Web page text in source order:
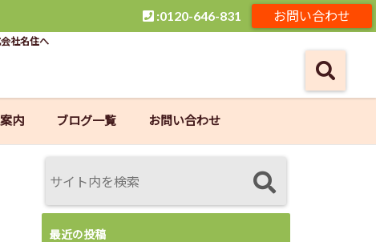
お問い合わせ
:0120-646-831
社名住へ
内 ブログ一覧 お問い合わせ
最近の投稿